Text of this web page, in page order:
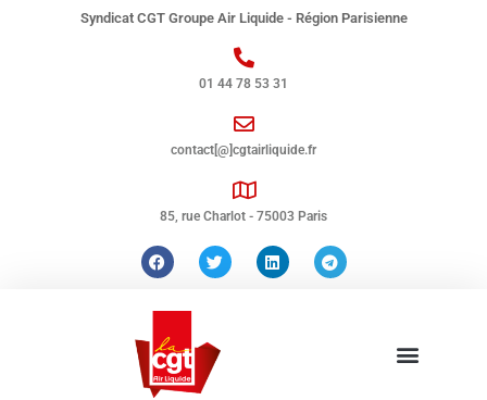
Syndicat CGT Groupe Air Liquide - Région Parisienne
01 44 78 53 31
contact[@]cgtairliquide.fr
85, rue Charlot - 75003 Paris